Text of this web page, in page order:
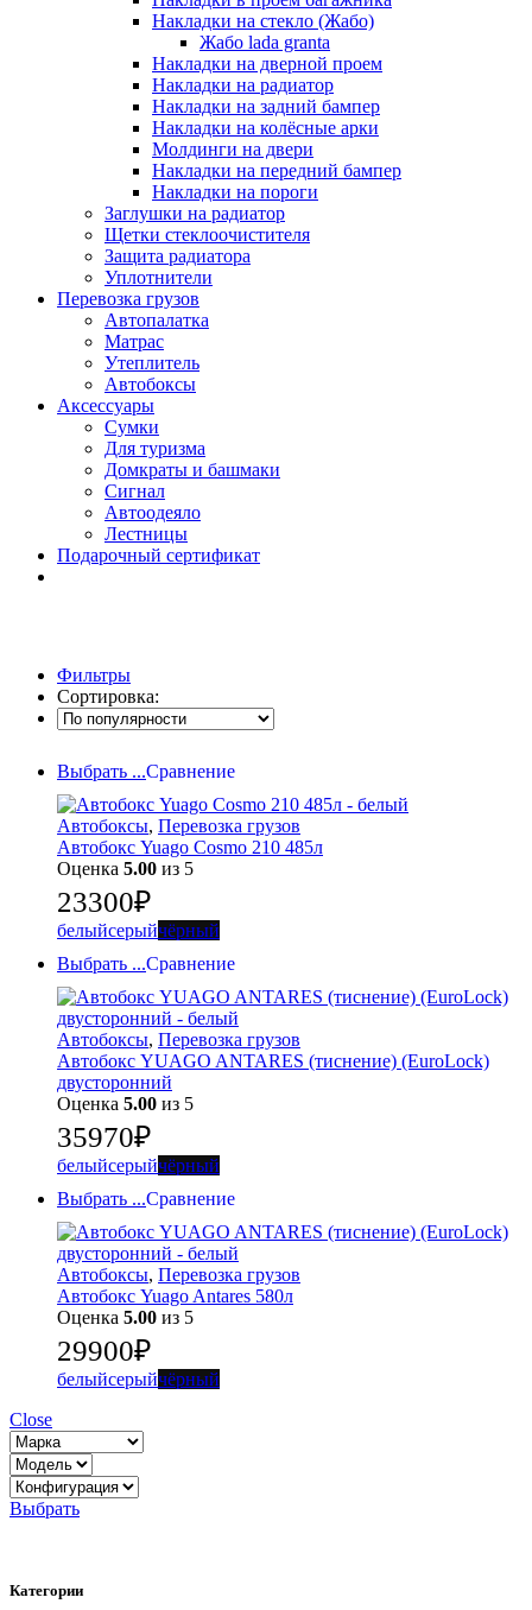
Накладки на стекло (Жабо)
Жабо lada granta
Накладки на дверной проем
Накладки на радиатор
Накладки на задний бампер
Накладки на колёсные арки
Молдинги на двери
Накладки на передний бампер
Накладки на пороги
Заглушки на радиатор
Щетки стеклоочистителя
Защита радиатора
Уплотнители
Перевозка грузов
Автопалатка
Матрас
Утеплитель
Автобоксы
Аксессуары
Сумки
Для туризма
Домкраты и башмаки
Сигнал
Автоодеяло
Лестницы
Подарочный сертификат
Фильтры
Сортировка:
Выбрать ...Сравнение
Автобоксы, Перевозка грузов
Автобокс Yuago Cosmo 210 485л
Оценка 5.00 из 5
23300₽
белыйсерыйчёрный
Выбрать ...Сравнение
Автобоксы, Перевозка грузов
Автобокс YUAGO ANTARES (тиснение) (EuroLock)
двусторонний
Оценка 5.00 из 5
35970₽
белыйсерыйчёрный
Выбрать ...Сравнение
Автобоксы, Перевозка грузов
Автобокс Yuago Antares 580л
Оценка 5.00 из 5
29900₽
белыйсерыйчёрный
Close
Выбрать
Категории